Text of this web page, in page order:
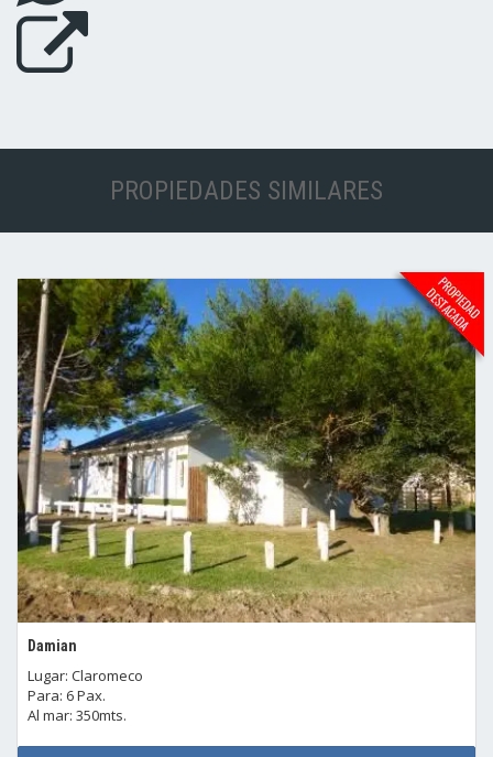
PROPIEDADES SIMILARES
Damian
Lugar: Claromeco
Para: 6 Pax.
Al mar: 350mts.